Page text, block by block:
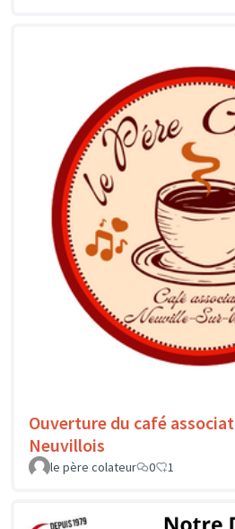
Ouverture du café
Neuvillois
le père colateur
0 1